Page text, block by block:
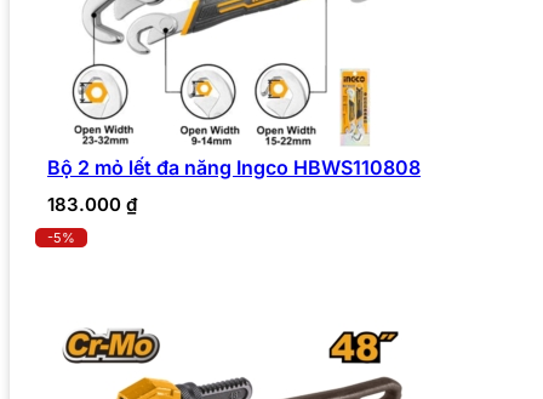
Bộ 2 mỏ lết đa năng Ingco HBWS110808
183.000 ₫
-5%